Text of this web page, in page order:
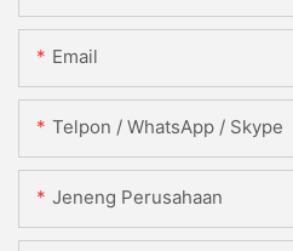
Email
Telpon / WhatsApp / Skype
Jeneng Perusahaan